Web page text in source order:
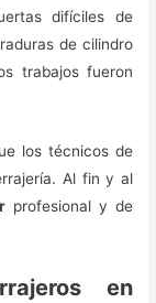
difíciles de
de cilindro
trabajos fueron
los técnicos de
Al fin y al
profesional y de
en